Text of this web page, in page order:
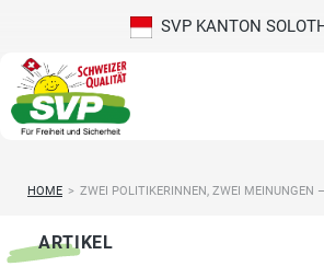
SVP KANTON
HOME > ZWEI POLITIKERINNEN, ZWEI MEINUNGEN
ARTIKEL